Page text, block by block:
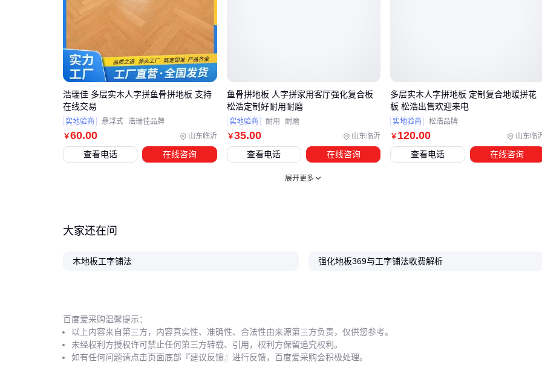
木地板清洁剂
能避免污渍沉积。切忌使用瓷砖清洁剂，其强
碱性会破坏表层耐磨层。每周用电动地板刷
洁，可减少灰尘卡入接缝。
季节性维护重点各有不同：
梅雨季前检查
再用同色系地板修补膏填充，最后用抛光机局部处理。大面积
便利性'的优先级决策。商业空间优先考虑金属收边条和抗静电
处理，住宅环境则更需关注
￥60.00 山东临沂
浩瑞佳 多层实木人字拼鱼骨拼地板 支持
在线交易
实地验商 悬浮式 浩瑞佳品牌
查看电话 在线咨询
￥35.00 山东临沂
鱼骨拼地板 人字拼家用客厅强化复合板
松浩定制好耐用耐磨
实地验商 耐用 耐磨
查看电话 在线咨询
￥ 120.00 山东临
多层实木人字拼地板 定制复合地暖拼花
板 松浩出售欢迎来电
实地验商 松浩品牌
查看电话 在线咨询
展开更多
大家还在问
木地板工字铺法 强化地板369与工字铺法收费解析
百度爱采购温馨提示：
以上内容来自第三方，内容真实性、准确性、合法性由来源第三方负责，仅供您参考。
未经权利方授权许可禁止任何第三方转载、引用，权利方保留追究权利。
如有任何问题请点击页面底部『建议反馈』进行反馈，百度爱采购会积极处理。